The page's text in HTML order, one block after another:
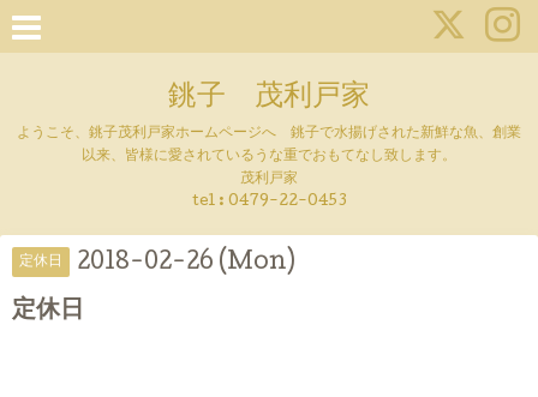
銚子 茂利戸家
ようこそ、銚子茂利戸家ホームページへ 銚子で水揚げされた新鮮な魚、創業
以来、皆様に愛されているうな重でおもてなし致します。
茂利戸家
tel : 0479-22-0453
定休日 2018-02-26 (Mon)
定休日